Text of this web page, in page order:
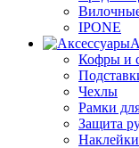
IPONE
Кофры и
Чехлы
Рамки
Защита
Наклейки